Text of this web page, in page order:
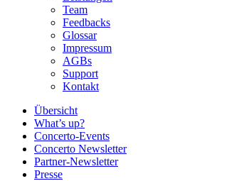
Team
Feedbacks
Glossar
Impressum
AGBs
Support
Kontakt
Übersicht
What’s up?
Concerto-Events
Concerto Newsletter
Partner-Newsletter
Presse